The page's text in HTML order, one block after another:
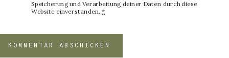
Speicherung und Verarbeitung deiner Daten durch diese
Website einverstanden.*